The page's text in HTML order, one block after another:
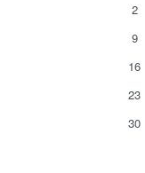
2
9
16
23
30